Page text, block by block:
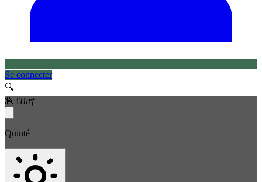
Se connecter
🔍
🏇 iTurf
Quinté